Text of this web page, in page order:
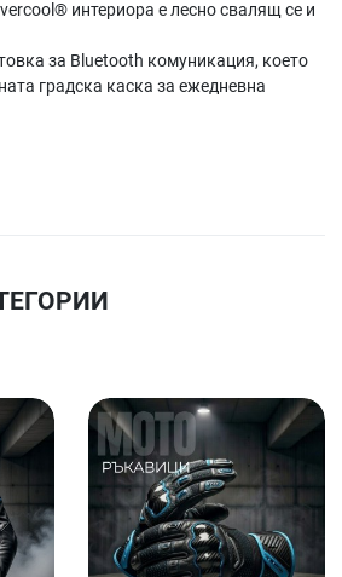
интериора е лесно свалящ се и
за Bluetooth комуникация, което
градска каска за ежедневна